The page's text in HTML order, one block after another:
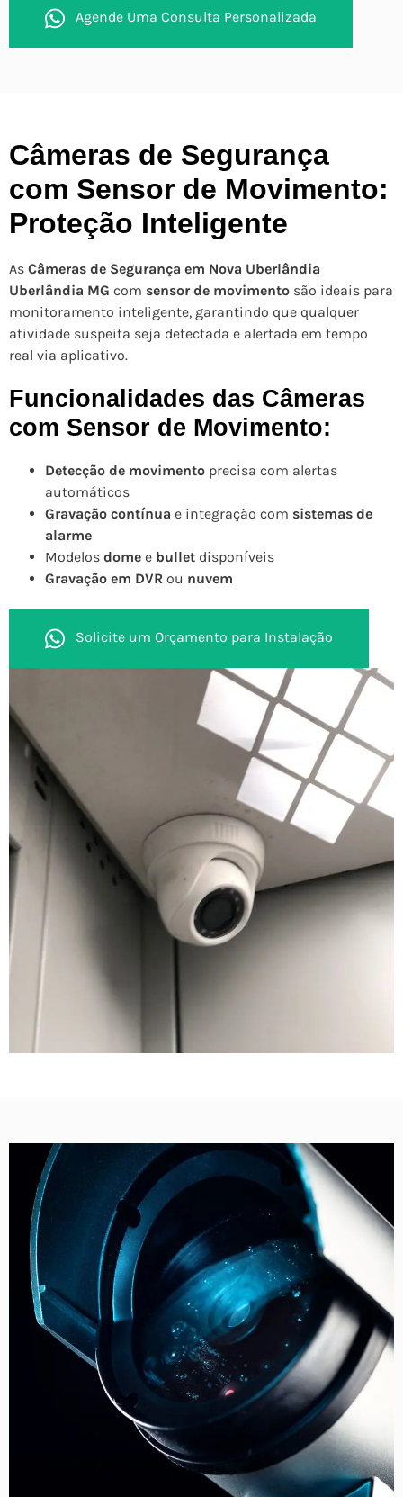
Agende Uma Consulta Personalizada
Câmeras de Segurança
com Sensor de Movimento:
Proteção Inteligente
As Câmeras de Segurança em Nova Uberlândia
Uberlândia MG com sensor de movimento são ideais para
monitoramento inteligente, garantindo que qualquer
atividade suspeita seja detectada e alertada em tempo
real via aplicativo.
Funcionalidades das Câmeras
com Sensor de Movimento:
Detecção de movimento precisa com alertas
automáticos
Gravação contínua e integração com sistemas de
alarme
Modelos dome e bullet disponíveis
Gravação em DVR ou nuvem
Solicite um Orçamento para Instalação